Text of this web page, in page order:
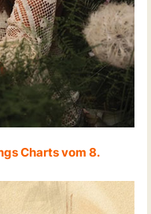
Charts vom 8.